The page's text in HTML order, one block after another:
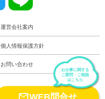
運営会社案内
個人情報保護方針
お問い合わせ
お仕事に関する
ご質問・ご相談
はこちら